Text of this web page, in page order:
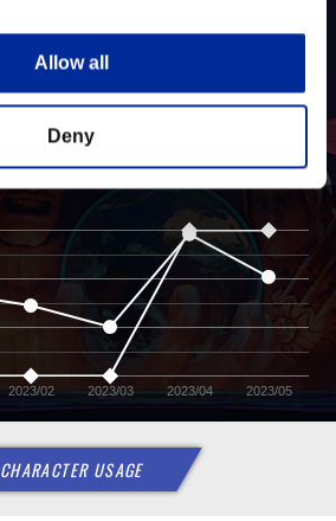
Allow all
Deny
15
2.004%
2023/02 2023/03 2023/04 2023/05
15
CHARACTER USAGE